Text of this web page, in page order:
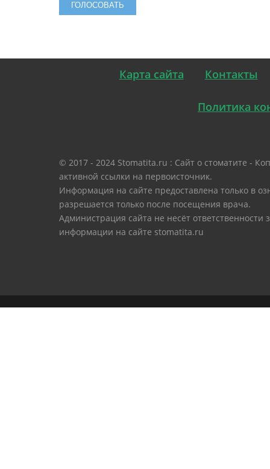
Карта сайта Контакты
Политика
© 2017 - 2024 Stomatita.ru : Сайт о стоматите -
активной ссылки на первоисточник.
Информация на сайте предоставлена только в
разрешается только после посещения врача.
Администрация сайта не несёт
информации на сайте stomatita.ru